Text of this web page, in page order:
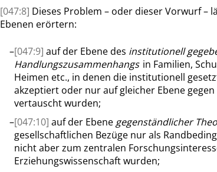
[047:8] Dieses Problem – oder dieser Vorwurf –
Ebenen erörtern:
–[047:9] auf der Ebene des institutionell
Handlungszusammenhangs in Familien,
Heimen etc., in denen die institutionell
akzeptiert oder nur auf gleicher Ebene
vertauscht wurden;
–[047:10] auf der Ebene gegenständlicher
gesellschaftlichen Bezüge nur als
nicht aber zum zentralen
Erziehungswissenschaftwurden;